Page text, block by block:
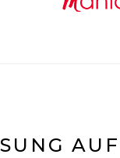
AUF